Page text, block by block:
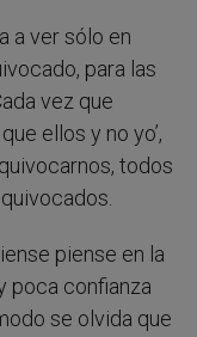
a ver sólo en
para las
vez que
ellos y no yo’,
todos
piense en la
poca confianza
se olvida que